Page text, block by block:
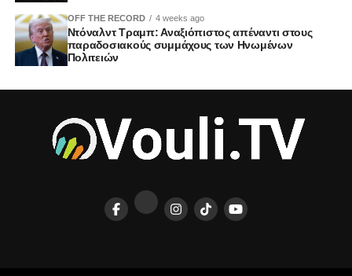
OFF THE RECORD 4 weeks ago
Ντόναλντ Τραμπ: Αναξιόπιστος απέναντι στους
παραδοσιακούς συμμάχους των Ηνωμένων
Πολιτειών